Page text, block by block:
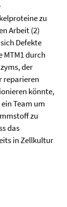
zu
Arbeit (2)
Defekte
MTM1 durch
der
reparieren
könnte,
Team um
zu
das
in Zellkultur